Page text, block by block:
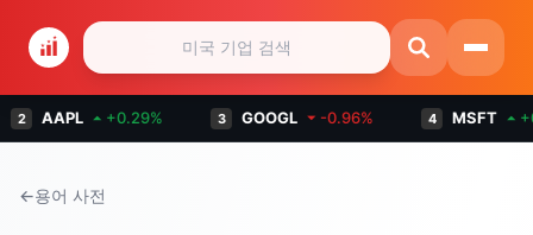
AAPL ⏶+ 0.29% GOOGL ⏷-0.96% MSFT ⏶+
←용어 사전